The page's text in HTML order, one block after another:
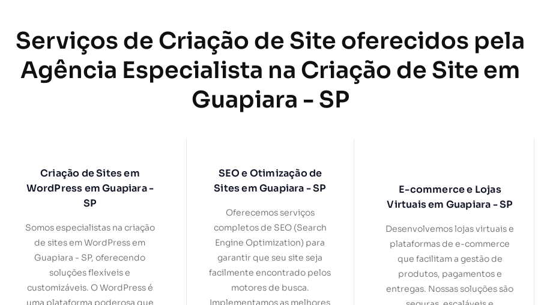
Serviços de Criação de Site oferecidos pela
Agência Especialista na Criação de Site em
Guapiara - SP
Criação de Sites em
WordPress em Guapiara -
SP
Somos especialistas na criação
de sites em WordPress em
Guapiara - SP, oferecendo
soluções flexíveis e
customizáveis. O WordPress é
uma plataforma poderosa que
SEO e Otimização de
Sites em Guapiara - SP
Oferecemos serviços
completos de SEO (Search
Engine Optimization) para
garantir que seu site seja
facilmente encontrado pelos
motores de busca.
Implementamos as melhores
E-commerce e Lojas
Virtuais em Guapiara - SP
Desenvolvemos lojas virtuais e
plataformas de e-commerce
que facilitam a gestão de
produtos, pagamentos e
entregas. Nossas soluções são